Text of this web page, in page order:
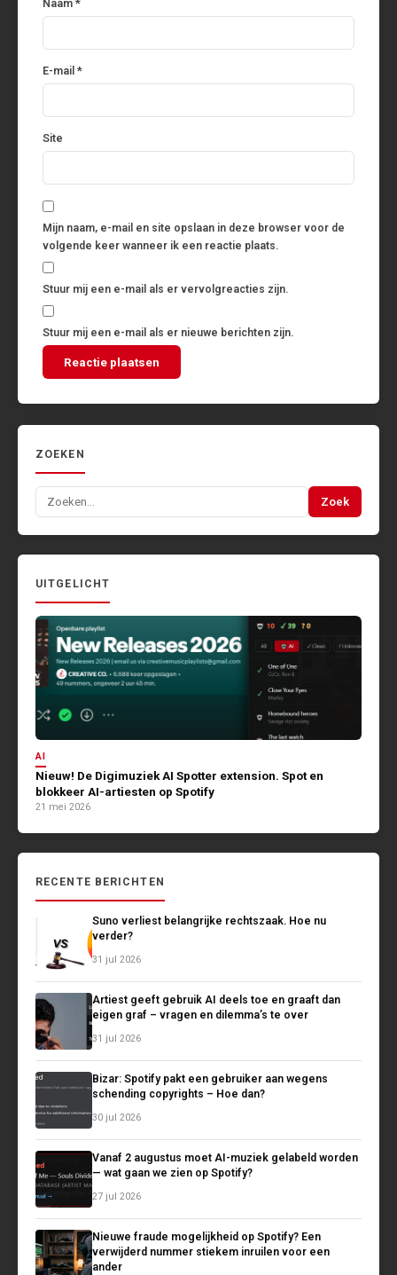
Naam *
E-mail *
Site
Mijn naam, e-mail en site opslaan in deze browser voor de
volgende keer wanneer ik een reactie plaats.
Stuur mij een e-mail als er vervolgreacties zijn.
Stuur mij een e-mail als er nieuwe berichten zijn.
ZOEKEN
Zoeken
naar:
Zoek
UITGELICHT
AI
Nieuw! De Digimuziek AI Spotter extension. Spot en
blokkeer AI-artiesten op Spotify
21 mei 2026
RECENTE BERICHTEN
Suno verliest belangrijke rechtszaak. Hoe nu
verder?
31 jul 2026
Artiest geeft gebruik AI deels toe en graaft dan
eigen graf – vragen en dilemma’s te over
31 jul 2026
Bizar: Spotify pakt een gebruiker aan wegens
schending copyrights – Hoe dan?
30 jul 2026
Vanaf 2 augustus moet AI-muziek gelabeld worden
— wat gaan we zien op Spotify?
27 jul 2026
Nieuwe fraude mogelijkheid op Spotify? Een
verwijderd nummer stiekem inruilen voor een
ander